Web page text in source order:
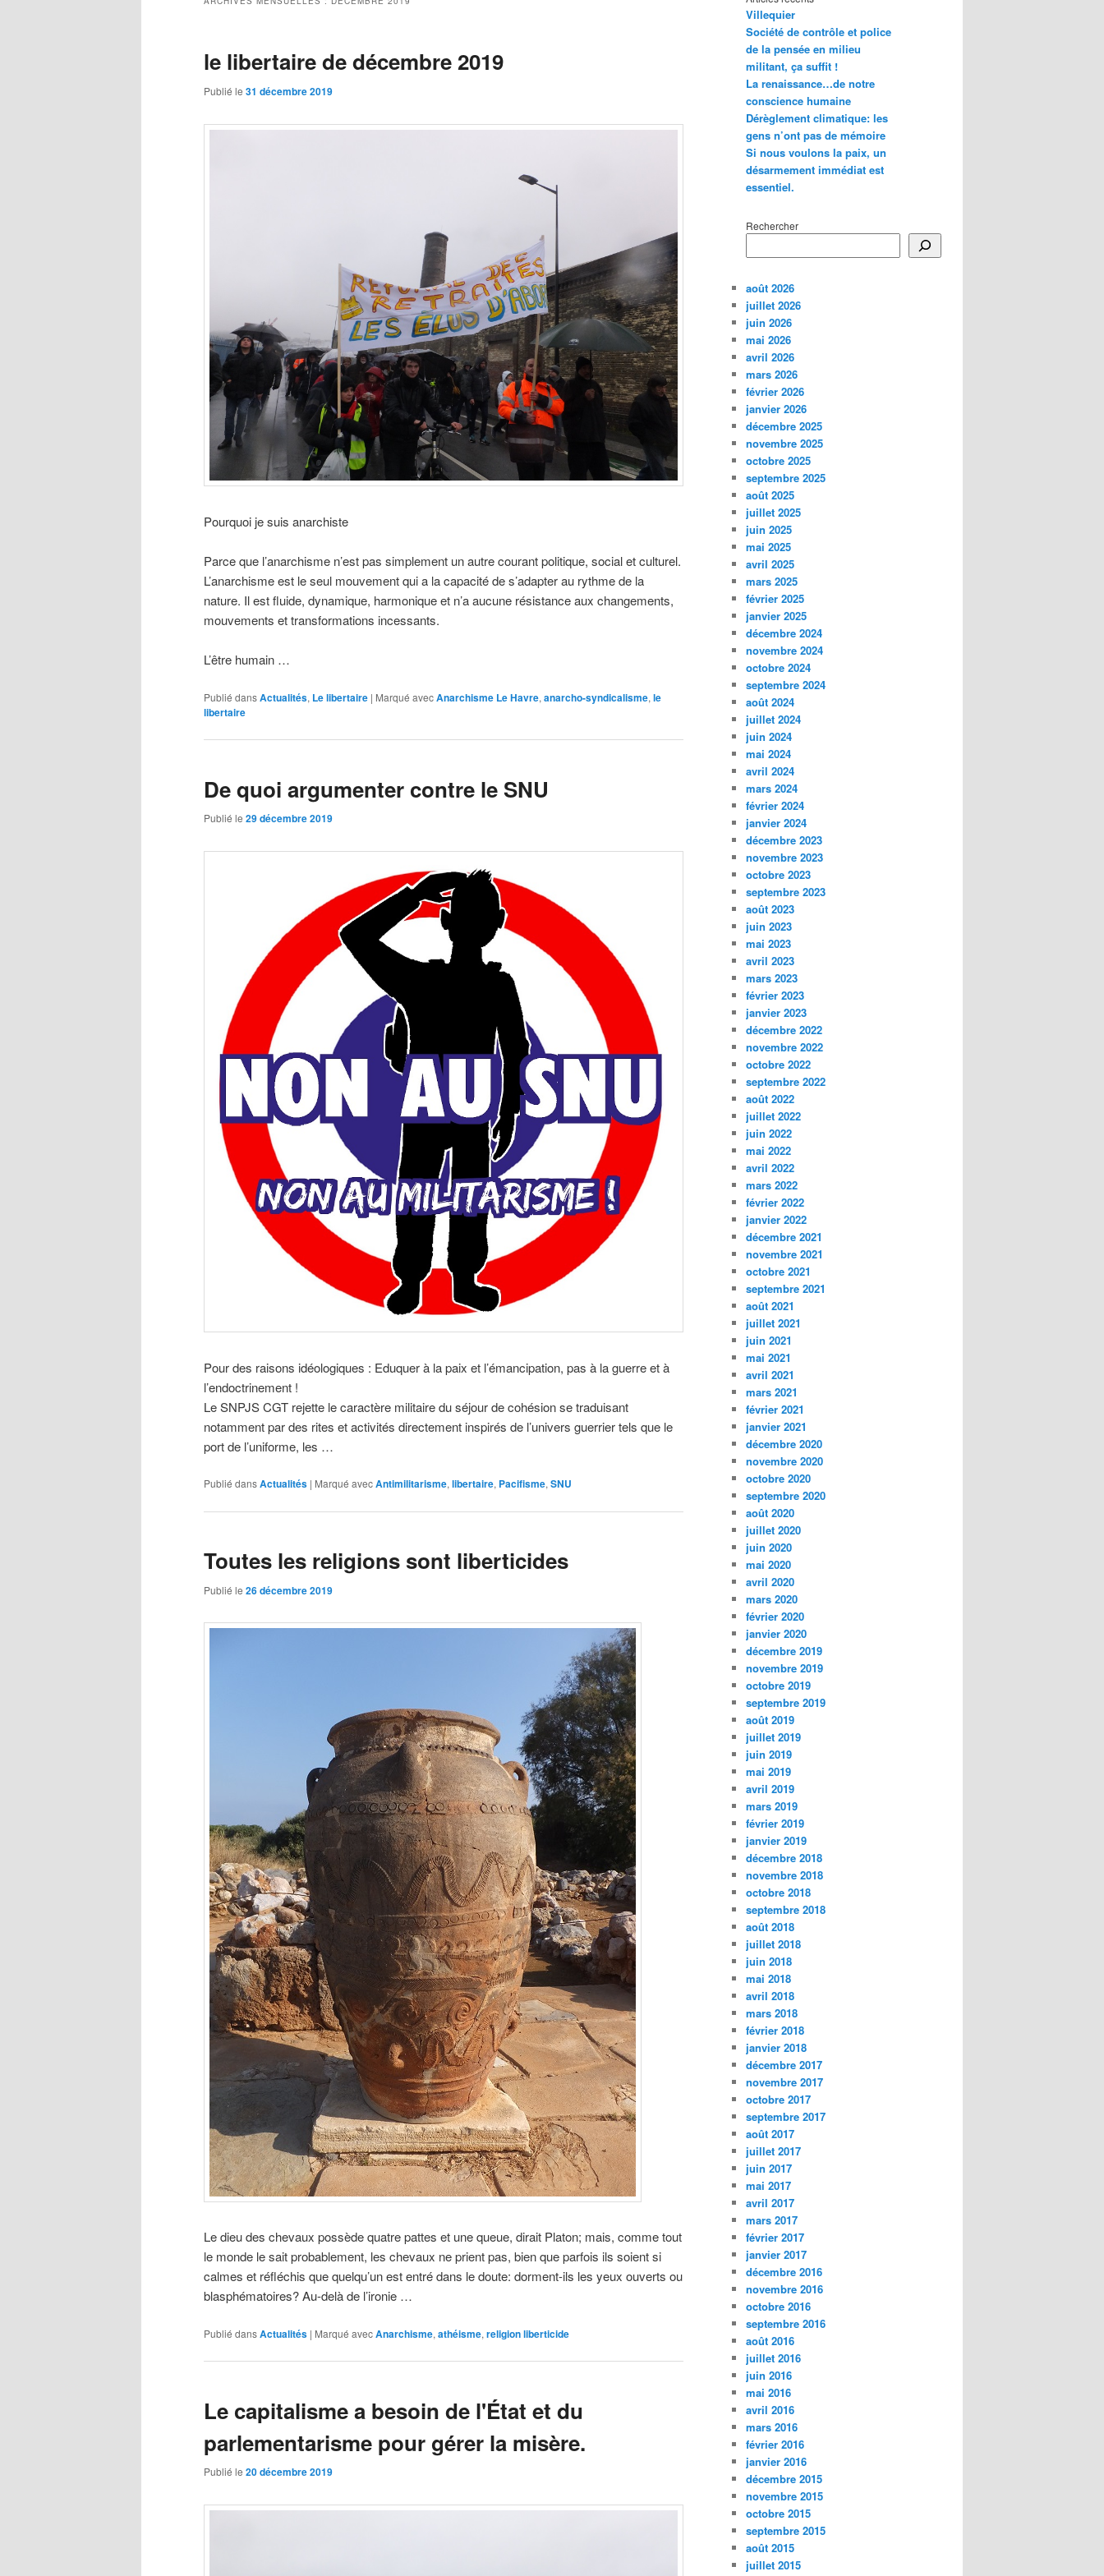
le libertaire de décembre 2019
Publié le 31 décembre 2019
Pourquoi je suis anarchiste
Parce que l’anarchisme n’est pas simplement un autre courant politique, social et culturel.
L’anarchisme est le seul mouvement qui a la capacité de s’adapter au rythme de la
nature. Il est fluide, dynamique, harmonique et n’a aucune résistance aux changements,
mouvements et transformations incessants.
L’être humain …
Publié dansActualités, Le libertaire | Marqué avecAnarchisme Le Havre, anarcho-syndicalisme, le
libertaire
De quoi argumenter contre le SNU
Publié le 29 décembre 2019
Pour des raisons idéologiques : Eduquer à la paix et l’émancipation, pas à la guerre et à
l’endoctrinement !
Le SNPJS CGT rejette le caractère militaire du séjour de cohésion se traduisant
notamment par des rites et activités directement inspirés de l’univers guerrier tels que le
port de l’uniforme, les …
Publié dansActualités | Marqué avecAntimilitarisme, libertaire, Pacifisme, SNU
Toutes les religions sont liberticides
Publié le 26 décembre 2019
Le dieu des chevaux possède quatre pattes et une queue, dirait Platon; mais, comme tout
le monde le sait probablement, les chevaux ne prient pas, bien que parfois ils soient si
calmes et réfléchis que quelqu’un est entré dans le doute: dorment-ils les yeux ouverts ou
blasphématoires? Au-delà de l’ironie …
Publié dansActualités | Marqué avecAnarchisme, athéisme, religion liberticide
Le capitalisme a besoin de l'État et du
parlementarisme pour gérer la misère.
Publié le 20 décembre 2019
Villequier
Société de contrôle et police
de la pensée en milieu
militant, ça suffit !
La renaissance…de notre
conscience humaine
Dérèglement climatique: les
gens n’ont pas de mémoire
Si nous voulons la paix, un
désarmement immédiat est
essentiel.
Rechercher
août 2026
juillet 2026
juin 2026
mai 2026
avril 2026
mars 2026
février 2026
janvier 2026
décembre 2025
novembre 2025
octobre 2025
septembre 2025
août 2025
juillet 2025
juin 2025
mai 2025
avril 2025
mars 2025
février 2025
janvier 2025
décembre 2024
novembre 2024
octobre 2024
septembre 2024
août 2024
juillet 2024
juin 2024
mai 2024
avril 2024
mars 2024
février 2024
janvier 2024
décembre 2023
novembre 2023
octobre 2023
septembre 2023
août 2023
juin 2023
mai 2023
avril 2023
mars 2023
février 2023
janvier 2023
décembre 2022
novembre 2022
octobre 2022
septembre 2022
août 2022
juillet 2022
juin 2022
mai 2022
avril 2022
mars 2022
février 2022
janvier 2022
décembre 2021
novembre 2021
octobre 2021
septembre 2021
août 2021
juillet 2021
juin 2021
mai 2021
avril 2021
mars 2021
février 2021
janvier 2021
décembre 2020
novembre 2020
octobre 2020
septembre 2020
août 2020
juillet 2020
juin 2020
mai 2020
avril 2020
mars 2020
février 2020
janvier 2020
décembre 2019
novembre 2019
octobre 2019
septembre 2019
août 2019
juillet 2019
juin 2019
mai 2019
avril 2019
mars 2019
février 2019
janvier 2019
décembre 2018
novembre 2018
octobre 2018
septembre 2018
août 2018
juillet 2018
juin 2018
mai 2018
avril 2018
mars 2018
février 2018
janvier 2018
décembre 2017
novembre 2017
octobre 2017
septembre 2017
août 2017
juillet 2017
juin 2017
mai 2017
avril 2017
mars 2017
février 2017
janvier 2017
décembre 2016
novembre 2016
octobre 2016
septembre 2016
août 2016
juillet 2016
juin 2016
mai 2016
avril 2016
mars 2016
février 2016
janvier 2016
décembre 2015
novembre 2015
octobre 2015
septembre 2015
août 2015
juillet 2015